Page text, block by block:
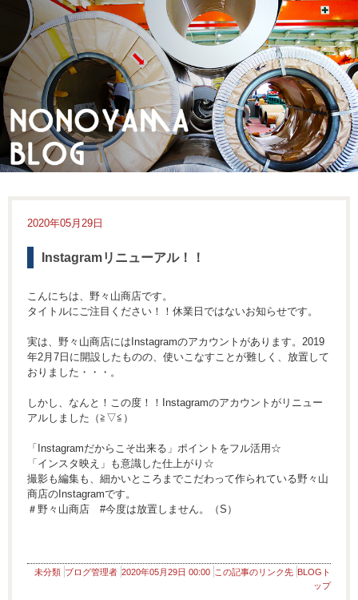
2020年05月29日
Instagramリニューアル！！
こんにちは、野々山商店です。
タイトルにご注目ください！！休業日ではないお知らせです。
実は、野々山商店にはInstagramのアカウントがあります。2019
年2月7日に開設したものの、使いこなすことが難しく、放置して
おりました・・・。
しかし、なんと！この度！！Instagramのアカウントがリニュー
アルしました（≧▽≦）
「Instagramだからこそ出来る」ポイントをフル活用☆
「インスタ映え」も意識した仕上がり☆
撮影も編集も、細かいところまでこだわって作られている野々山
商店のInstagramです。
＃野々山商店 #今度は放置しません。（S）
未分類 ブログ管理者 2020年05月29日 00:00 この記事のリンク先 BLOGト
ップ